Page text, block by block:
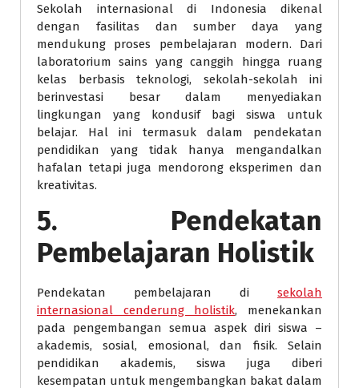
Sekolah internasional di Indonesia dikenal
dengan fasilitas dan sumber daya yang
mendukung proses pembelajaran modern. Dari
laboratorium sains yang canggih hingga ruang
kelas berbasis teknologi, sekolah-sekolah ini
berinvestasi besar dalam menyediakan
lingkungan yang kondusif bagi siswa untuk
belajar. Hal ini termasuk dalam pendekatan
pendidikan yang tidak hanya mengandalkan
hafalan tetapi juga mendorong eksperimen dan
kreativitas.
5. Pendekatan
Pembelajaran Holistik
Pendekatan pembelajaran di sekolah
internasional cenderung holistik, menekankan
pada pengembangan semua aspek diri siswa –
akademis, sosial, emosional, dan fisik. Selain
pendidikan akademis, siswa juga diberi
kesempatan untuk mengembangkan bakat dalam